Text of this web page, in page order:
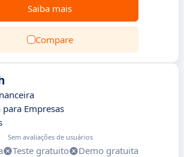
Saiba mais
Compare
para Empresas
Sem avaliações de usuários
Teste gratuito
Demo gratuita